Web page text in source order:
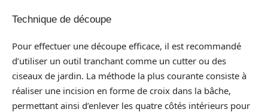
Technique de découpe
Pour effectuer une découpe efficace, il est recommandé
d’utiliser un outil tranchant comme un cutter ou des
ciseaux de jardin. La méthode la plus courante consiste à
réaliser une incision en forme de croix dans la bâche,
permettant ainsi d’enlever les quatre côtés intérieurs pour